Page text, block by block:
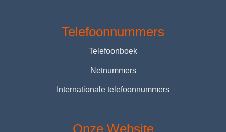
Telefoonnummers
Telefoonboek
Netnummers
Internationale telefoonnummers
Onze Website